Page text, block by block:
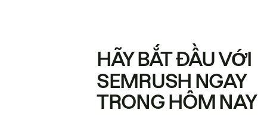
HÃY BẮT ĐẦU VỚI
SEMRUSH NGAY
TRONG HÔM NAY